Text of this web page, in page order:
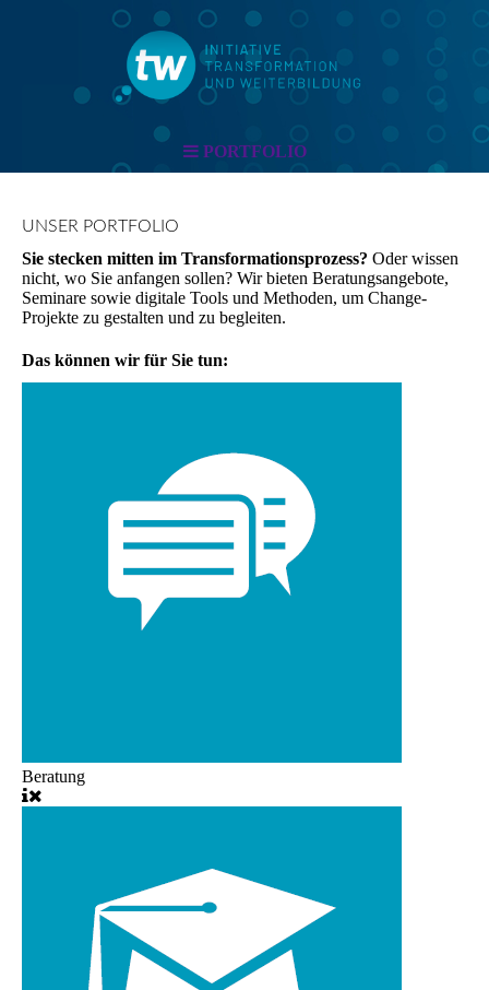
PORTFOLIO
UNSER PORTFOLIO
Sie stecken mitten im Transformationsprozess? Oder wissen
nicht, wo Sie anfangen sollen? Wir bieten Beratungsangebote,
Seminare sowie digitale Tools und Methoden, um Change-
Projekte zu gestalten und zu begleiten.
Das können wir für Sie tun:
Beratung